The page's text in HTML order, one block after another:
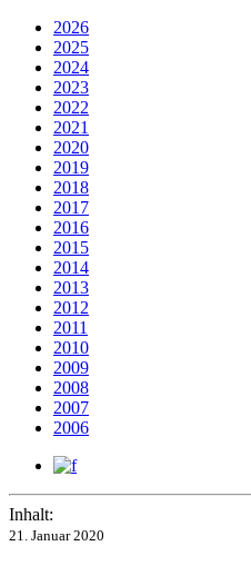
2026
2025
2024
2023
2022
2021
2020
2019
2018
2017
2016
2015
2014
2013
2012
2011
2010
2009
2008
2007
2006
Inhalt:
21. Januar 2020